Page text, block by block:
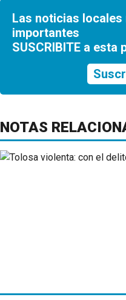
Las noticias locales
importantes
SUSCRIBITE a esta
NOTAS